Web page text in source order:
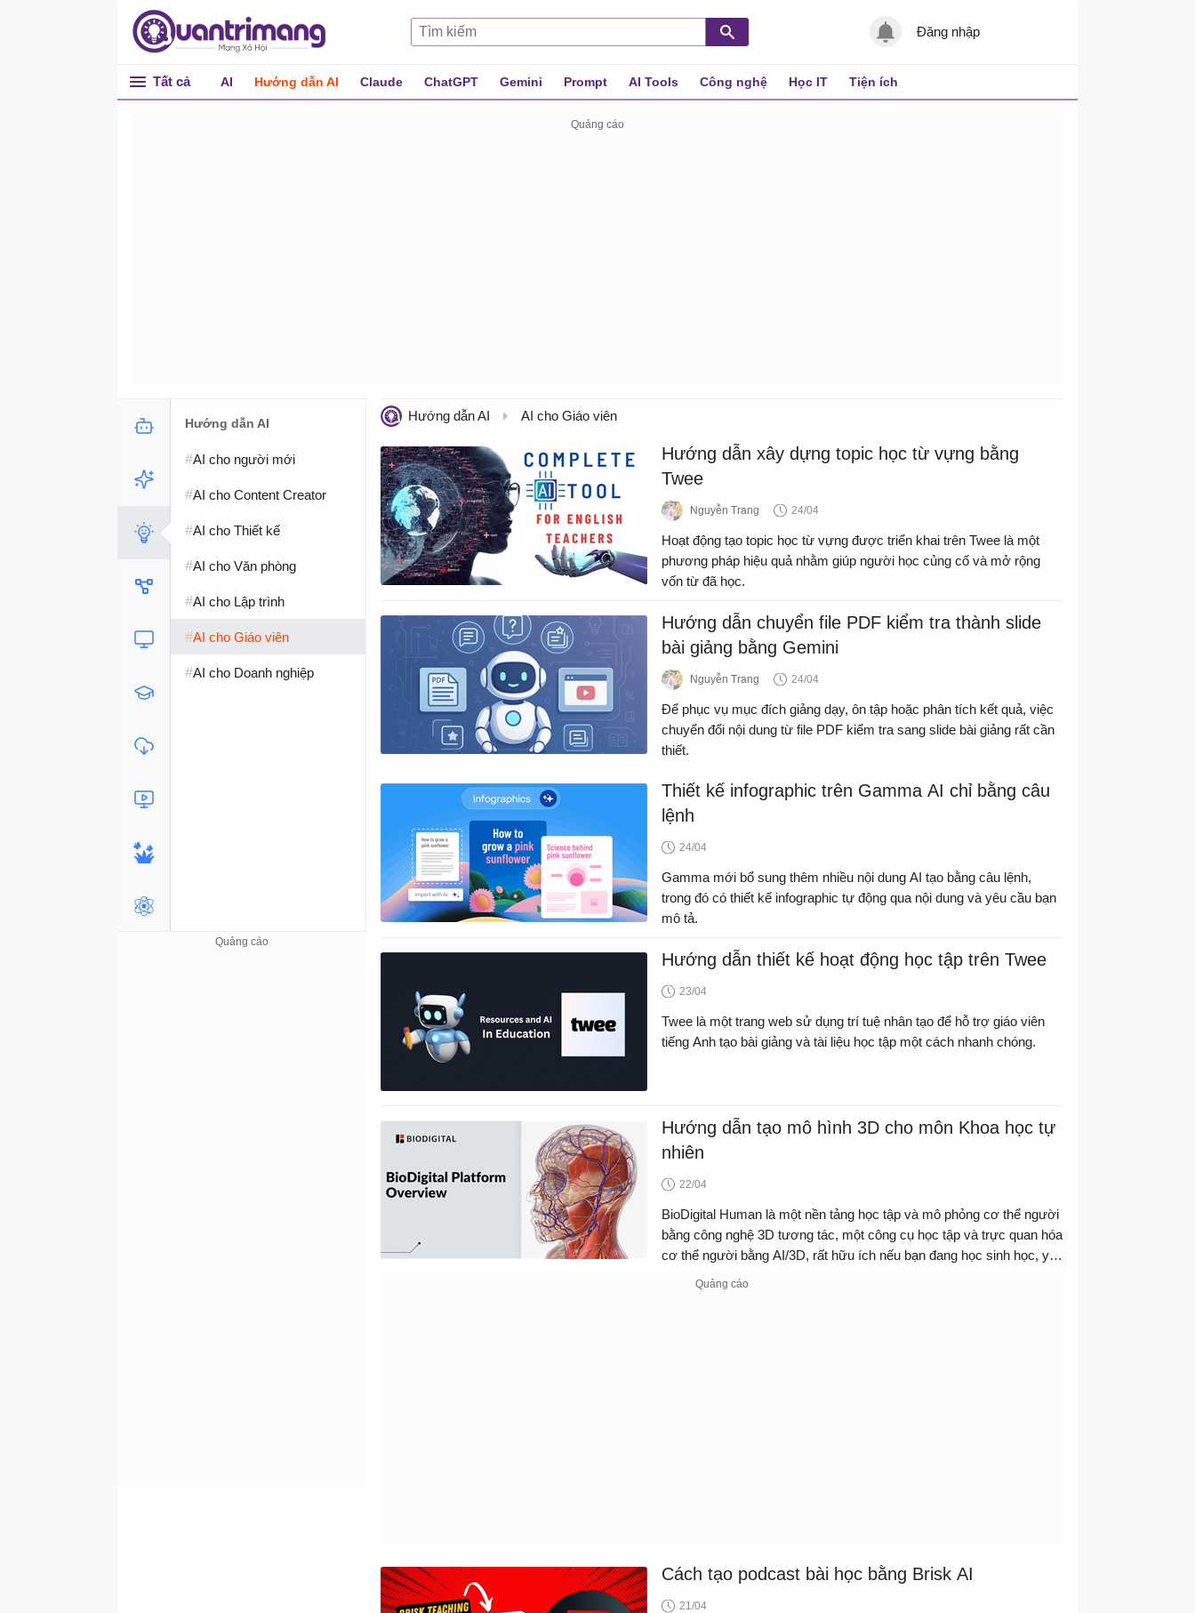
Đăng nhập
Tất cả AI Hướng dẫn AI Claude ChatGPT Gemini Prompt AI Tools Công nghệ Học IT Tiện ích
Hướng dẫn AI
#AI cho người mới
#AI cho Content Creator
#AI cho Thiết kế
#AI cho Văn phòng
#AI cho Lập trình
#AI cho Giáo viên
#AI cho Doanh nghiệp
Hướng dẫn AI AI cho Giáo viên
Hướng dẫn xây dựng topic học từ vựng bằng
Twee
Nguyễn Trang 24/04
Hoạt động tạo topic học từ vựng được triển khai trên Twee là một
phương pháp hiệu quả nhằm giúp người học củng cố và mở rộng
vốn từ đã học.
Hướng dẫn chuyển file PDF kiểm tra thành slide
bài giảng bằng Gemini
Nguyễn Trang 24/04
Để phục vụ mục đích giảng dạy, ôn tập hoặc phân tích kết quả, việc
chuyển đổi nội dung từ file PDF kiểm tra sang slide bài giảng rất cần
thiết.
Thiết kế infographic trên Gamma AI chỉ bằng câu
lệnh
24/04
Gamma mới bổ sung thêm nhiều nội dung AI tạo bằng câu lệnh,
trong đó có thiết kế infographic tự động qua nội dung và yêu cầu bạn
mô tả.
Hướng dẫn thiết kế hoạt động học tập trên Twee
23/04
Twee là một trang web sử dụng trí tuệ nhân tạo để hỗ trợ giáo viên
tiếng Anh tạo bài giảng và tài liệu học tập một cách nhanh chóng.
Hướng dẫn tạo mô hình 3D cho môn Khoa học tự
nhiên
22/04
BioDigital Human là một nền tảng học tập và mô phỏng cơ thể người
bằng công nghệ 3D tương tác, một công cụ học tập và trực quan hóa
cơ thể người bằng AI/3D, rất hữu ích nếu bạn đang học sinh học, y
khoa hoặc muốn tích hợp vào giảng dạy.
Cách tạo podcast bài học bằng Brisk AI
21/04